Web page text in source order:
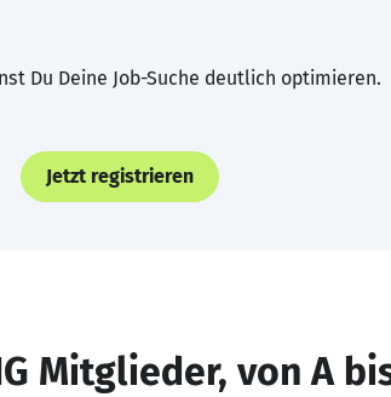
Du Deine Job-Suche deutlich optimieren.
Jetzt registrieren
Mitglieder, von A